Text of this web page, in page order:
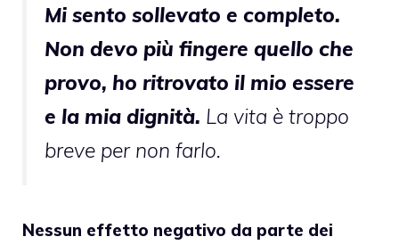
Mi sento sollevato e completo.
Non devo più fingere quello che
provo, ho ritrovato il mio essere
e la mia dignità. La vita è troppo
breve per non farlo.
Nessun effetto negativo da parte dei